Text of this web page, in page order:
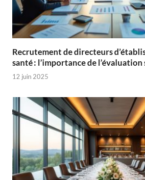
Recrutement de directeurs
santé : l’importance de
12 juin 2025